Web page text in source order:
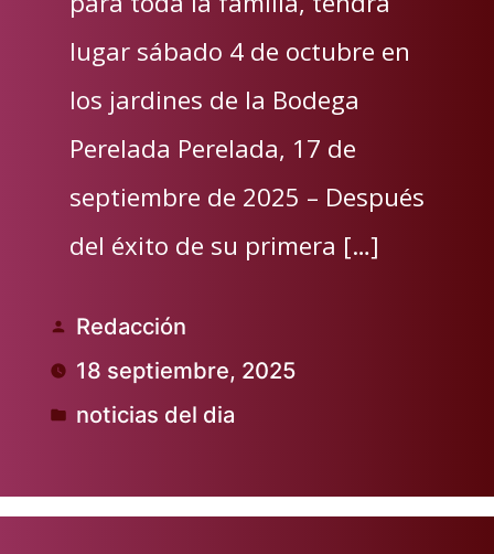
lugar sábado 4 de octubre en
los jardines de la Bodega
Perelada Perelada, 17 de
septiembre de 2025 – Después
del éxito de su primera […]
Publicado
por
Redacción
18 septiembre, 2025
Publicado
noticias del dia